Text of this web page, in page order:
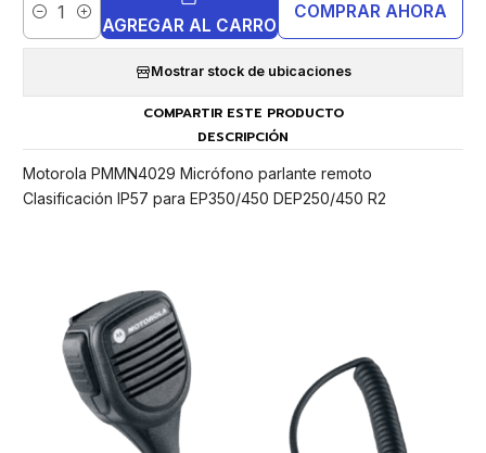
Cantidad AGREGAR AL CARRO
COMPRAR AHORA
Mostrar stock de ubicaciones
COMPARTIR ESTE PRODUCTO
DESCRIPCIÓN
Motorola PMMN4029 Micrófono parlante remoto
Clasificación IP57 para EP350/450 DEP250/450 R2